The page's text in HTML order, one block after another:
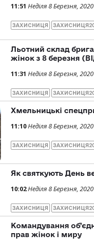
11:51 Неділя 8 Березня, 2020
ЗАХИСНИЦЯ
Льотний склад
жінок з 8 березня
11:31 Неділя 8 Березня, 2020
ЗАХИСНИЦЯ
Хмельницькі
11:10Неділя 8 Березня, 2020
ЗАХИСНИЦЯ
Як святкують День
10:02Неділя 8 Березня, 2020
ЗАХИСНИЦЯ
Командування
прав жінок і миру